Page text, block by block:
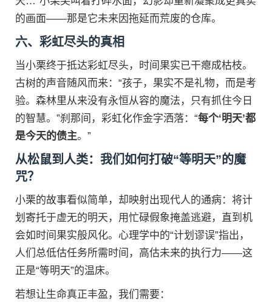
的画面——那是它未来因拖延而荒废的仓库。
六、彩虹尽头的真相
当小栗终于抵达彩虹尽头，时间果实已干瘪成枯枝。
古树的声音随风而来：“孩子，果实不是礼物，而是考
验。森林里从来没有永恒从容的魔法，只有抓住今日
的智慧。”刹那间，彩虹化作金字洒落：“每个‘明天’都
是今天的债主。”
从松鼠到人类：我们如何打破“等明天”的魔
咒？
小栗的故事看似简单，却映射出现代人的通病：将计
划寄托于虚无的明天，用忙碌假象掩盖逃避，直到机
会如时间果实般风化。心理学中的“计划谬误”指出，
人们总低估任务所需时间，高估未来的执行力——这
正是“等明天”的温床。
若想让生命真正丰盈，我们需要：